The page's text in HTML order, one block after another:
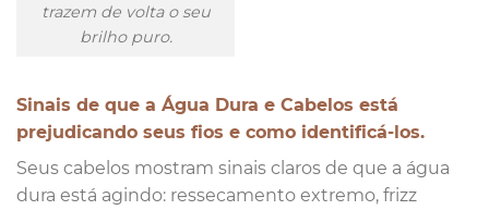
trazem de volta o seu
brilho puro.
Sinais de que a Água Dura e Cabelos está
prejudicando seus fios e como identificá-los.
Seus cabelos mostram sinais claros de que a água
dura está agindo: ressecamento extremo, frizz